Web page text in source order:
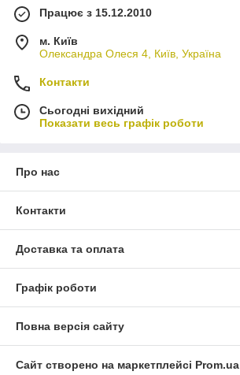
Працює з 15.12.2010
м. Київ
Олександра Олеся 4, Київ, Україна
Контакти
Сьогодні вихідний
Показати весь графік роботи
Про нас
Контакти
Доставка та оплата
Графік роботи
Повна версія сайту
Сайт створено на маркетплейсі Prom.ua